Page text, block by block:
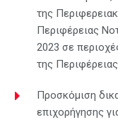
της
Περιφέρειας
2023 σε
της
Προσκόμιση
επιχορήγησης